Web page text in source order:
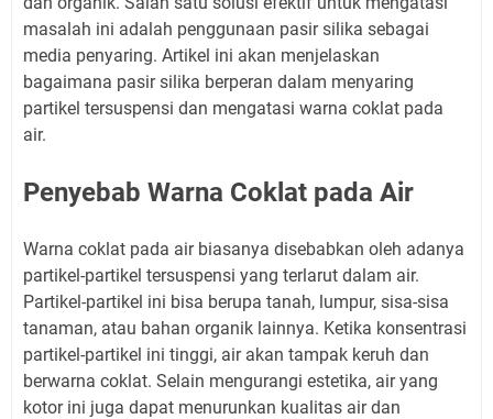
masalah ini adalah penggunaan pasir silika sebagai
media penyaring. Artikel ini akan menjelaskan
bagaimana pasir silika berperan dalam menyaring
partikel tersuspensi dan mengatasi warna coklat pada
air.
Penyebab Warna Coklat pada Air
Warna coklat pada air biasanya disebabkan oleh adanya
partikel-partikel tersuspensi yang terlarut dalam air.
Partikel-partikel ini bisa berupa tanah, lumpur, sisa-sisa
tanaman, atau bahan organik lainnya. Ketika konsentrasi
partikel-partikel ini tinggi, air akan tampak keruh dan
berwarna coklat. Selain mengurangi estetika, air yang
kotor ini juga dapat menurunkan kualitas air dan